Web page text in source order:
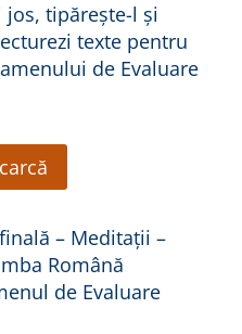
jos, tipărește-l și
texte pentru
de Evaluare
– Meditații –
Română
de Evaluare